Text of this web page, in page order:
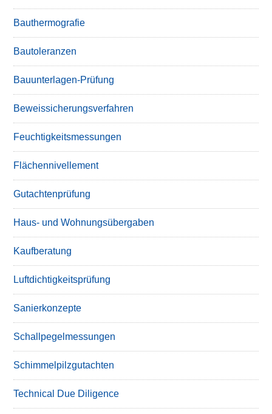
Bauthermografie
Bautoleranzen
Bauunterlagen-Prüfung
Beweissicherungsverfahren
Feuchtigkeitsmessungen
Flächennivellement
Gutachtenprüfung
Haus- und Wohnungsübergaben
Kaufberatung
Luftdichtigkeitsprüfung
Sanierkonzepte
Schallpegelmessungen
Schimmelpilzgutachten
Technical Due Diligence